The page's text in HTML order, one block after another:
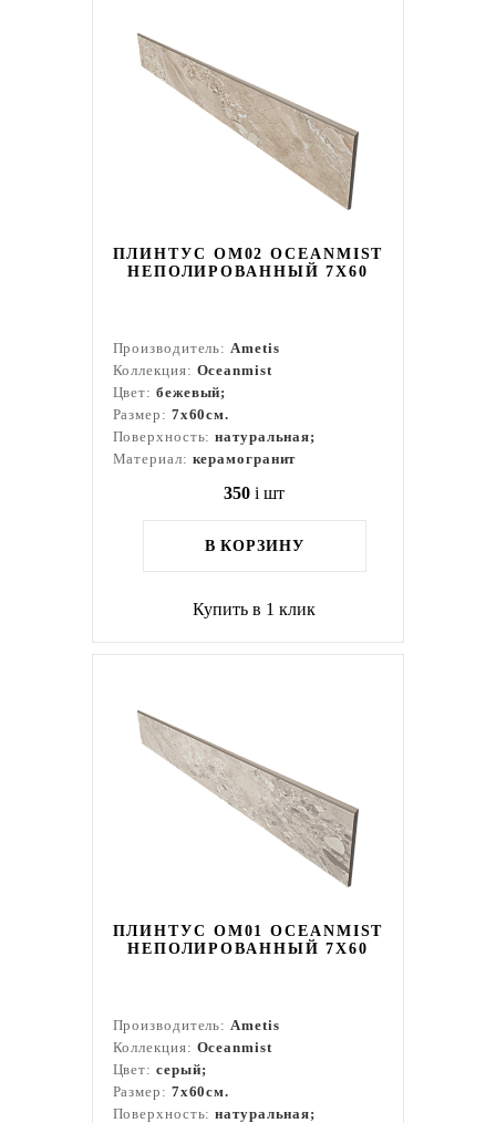
ПЛИНТУС OM02 OCEANMIST
НЕПОЛИРОВАННЫЙ 7X60
Производитель:Ametis
Коллекция: Oceanmist
Цвет: бежевый;
Размер: 7x60см.
Поверхность:натуральная;
Материал: керамогранит
350 i шт
В КОРЗИНУ
Купить в 1 клик
ПЛИНТУС OM01 OCEANMIST
НЕПОЛИРОВАННЫЙ 7X60
Производитель:Ametis
Коллекция: Oceanmist
Цвет: серый;
Размер: 7x60см.
Поверхность:натуральная;